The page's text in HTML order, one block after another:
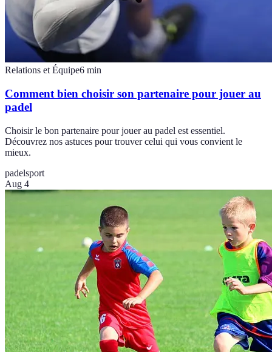
Relations et Équipe6 min
Comment bien choisir son partenaire pour jouer au
padel
Choisir le bon partenaire pour jouer au padel est essentiel.
Découvrez nos astuces pour trouver celui qui vous convient le
mieux.
padelsport
Aug 4